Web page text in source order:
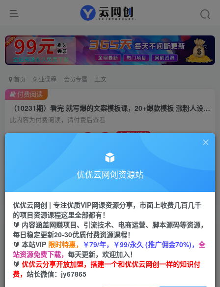
首页 创业课程 会员专属 正文
（10231期）看完 就写爆的文案模板课，20+爆款模板 涨粉人设带货（11节课）
此内容为付费阅读，请付费后查看
9.9 限时特惠
立即购买
付费阅读
（10231期）看完 就写爆的文案模板课，20+爆款
模板 涨粉人设带货（11节课）
优优云网创
2年前更新
关注 私信
优优云网创资源站
优优云网创 | 专注优质VIP网课资源分享，市面上收费几百几千
的项目资源课程这里全部都有！
🔰 内容涵盖网赚项目、引流技术、电商运营、脚本源码等资源，
每日稳定更新20-30优质付费资源课程！
🔰 本站VIP 限时特惠， ￥79/年，￥99/永久 (推广佣金70%)， 全
站资源免费下载， 每天更新，欢迎加入！
🔰 优优云分享开放加盟，搭建一个和优优云网创一样的知识付
费， 站长微信：jy67865